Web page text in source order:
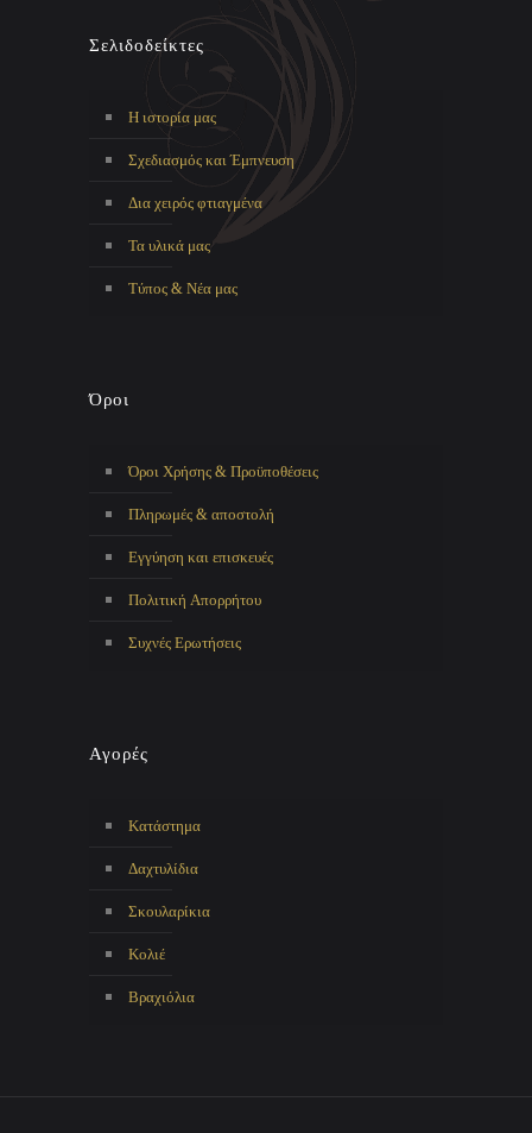
Σελιδοδείκτες
Η ιστορία μας
Σχεδιασμός και Έμπνευση
Δια χειρός φτιαγμένα
Τα υλικά μας
Τύπος & Νέα μας
Όροι
Όροι Χρήσης & Προϋποθέσεις
Πληρωμές & αποστολή
Εγγύηση και επισκευές
Πολιτική Απορρήτου
Συχνές Ερωτήσεις
Αγορές
Κατάστημα
Δαχτυλίδια
Σκουλαρίκια
Κολιέ
Βραχιόλια